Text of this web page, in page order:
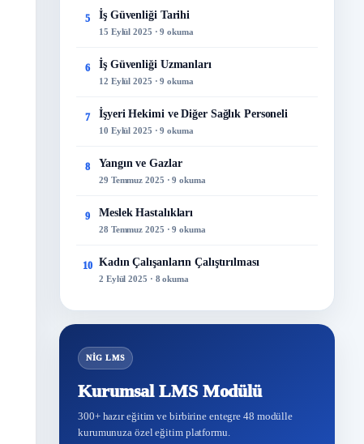
5 İş Güvenliği Tarihi
15 Eylül 2025 · 9 okuma
6 İş Güvenliği Uzmanları
12 Eylül 2025 · 9 okuma
7 İşyeri Hekimi ve Diğer Sağlık Personeli
10 Eylül 2025 · 9 okuma
8 Yangın ve Gazlar
29 Temmuz 2025 · 9 okuma
9 Meslek Hastalıkları
28 Temmuz 2025 · 9 okuma
10 Kadın Çalışanların Çalıştırılması
2 Eylül 2025 · 8 okuma
NİG LMS
Kurumsal LMS Modülü
300+ hazır eğitim ve birbirine entegre 48 modülle
kurumunuza özel eğitim platformu.